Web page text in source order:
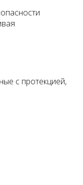
с протекцией,